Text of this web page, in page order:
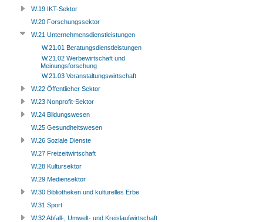
W.19 IKT-Sektor
W.20 Forschungssektor
W.21 Unternehmensdienstleistungen
W.21.01 Beratungsdienstleistungen
W.21.02 Werbewirtschaft und
Meinungsforschung
W.21.03 Veranstaltungswirtschaft
W.22 Öffentlicher Sektor
W.23 Nonprofit-Sektor
W.24 Bildungswesen
W.25 Gesundheitswesen
W.26 Soziale Dienste
W.27 Freizeitwirtschaft
W.28 Kultursektor
W.29 Mediensektor
W.30 Bibliotheken und kulturelles Erbe
W.31 Sport
W.32 Abfall-, Umwelt- und Kreislaufwirtschaft